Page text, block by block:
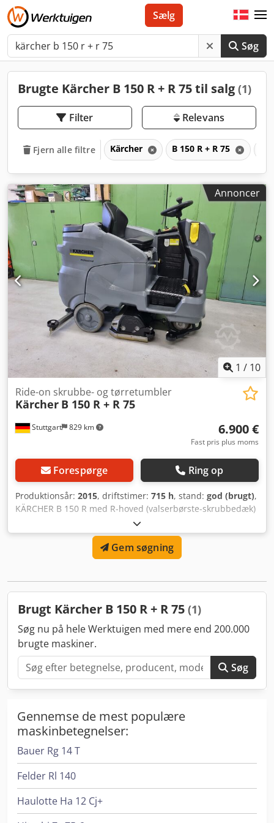
Søg
Sælg
Brugte Kärcher B 150 R + R 75 til salg (1)
Filter Relevans
Fjern alle filtre Kärcher B 150 R + R 75
Annoncer
1 / 10
Stuttgart 829 km
Ride-on skrubbe- og tørretumbler
Kärcher B 150 R + R 75
6.900 €
Fast pris plus moms
Forespørge Ring op
Produktionsår: 2015, driftstimer: 715 h, stand: god (brugt),
KÄRCHER B 150 R med R-hoved (valserbørste-skrubbedæk)
Selvkørende gulvvaskemaskine med siddeplads Denne
KÄRCHER B150R er fra årgang 2015, har kun 715
driftstimer og er i en god overordnet stand med
almindelige brugsspor og slidmærker, sammenligneligt
prøvekørsel er muligt efter aftale Dksdoivt Hbepfx Acmor -
fragtomkostninger afhænger af afstanden!
Gem søgning
Brugt Kärcher B 150 R + R 75 (1)
Søg nu på hele Werktuigen med mere end 200.000
brugte maskiner.
Søg
Gennemse de mest populære
maskinbetegnelser:
Bauer Rg 14 T
Felder Rl 140
Haulotte Ha 12 Cj+